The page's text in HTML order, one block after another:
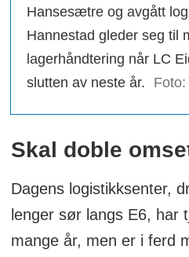
Hansesætre og avgått
Hannestad gleder seg til
lagerhåndtering når LC
slutten av neste år.
Skal doble
Dagens logistikksenter,
lenger sør langs E6, har
mange år, men er i ferd